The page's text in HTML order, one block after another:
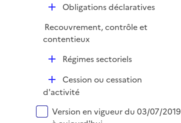
r
e
r
D
p
l
Obligations déclaratives
Recouvrement, contrôle et
contentieux
D
l
i
e
Régimes sectoriels
D
é
l
Cession ou cessation
d'activité
Versions sur la période
Version en vigueur du 03/07/2019